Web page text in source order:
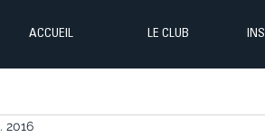
ACCUEIL LE CLUB
2016